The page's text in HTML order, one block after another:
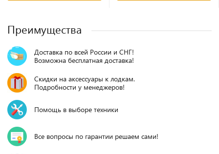
Преимущества
Доставка по всей России и СНГ!
Возможна бесплатная доставка!
Скидки на аксессуары к лодкам.
Подробности у менеджеров!
Помощь в выборе техники
Все вопросы по гарантии решаем сами!